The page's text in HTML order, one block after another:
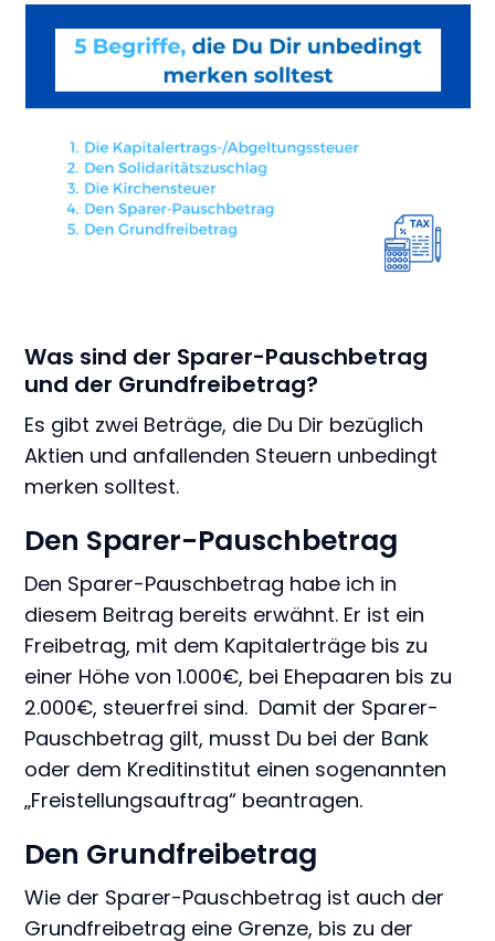
Was sind der Sparer-Pauschbetrag
und der Grundfreibetrag?
Es gibt zwei Beträge, die Du Dir bezüglich
Aktien und anfallenden Steuern unbedingt
merken solltest.
Den Sparer-Pauschbetrag
Den Sparer-Pauschbetrag habe ich in
diesem Beitrag bereits erwähnt. Er ist ein
Freibetrag, mit dem Kapitalerträge bis zu
einer Höhe von 1.000€, bei Ehepaaren bis zu
2.000€, steuerfrei sind. Damit der Sparer-
Pauschbetrag gilt, musst Du bei der Bank
oder dem Kreditinstitut einen sogenannten
„Freistellungsauftrag“ beantragen.
Den Grundfreibetrag
Wie der Sparer-Pauschbetrag ist auch der
Grundfreibetrag eine Grenze, bis zu der